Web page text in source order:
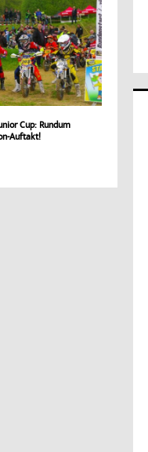
Cup: Rundum
Auftakt!